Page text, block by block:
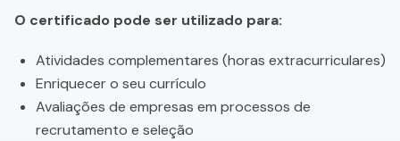
O certificado pode ser utilizado para:
Atividades complementares (horas extracurriculares)
Enriquecer o seu currículo
Avaliações de empresas em processos de
recrutamento e seleção